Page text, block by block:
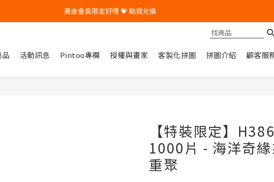
🎁 Pintoo送您專屬生日禮 🎁
🎁 Pintoo送您專屬生日禮 🎁
品 活動訊息 Pintoo專欄 授權與畫家 客製化拼圖 拼圖介紹 顧客服
【特裝限定】
1000片 - 海洋奇
重聚